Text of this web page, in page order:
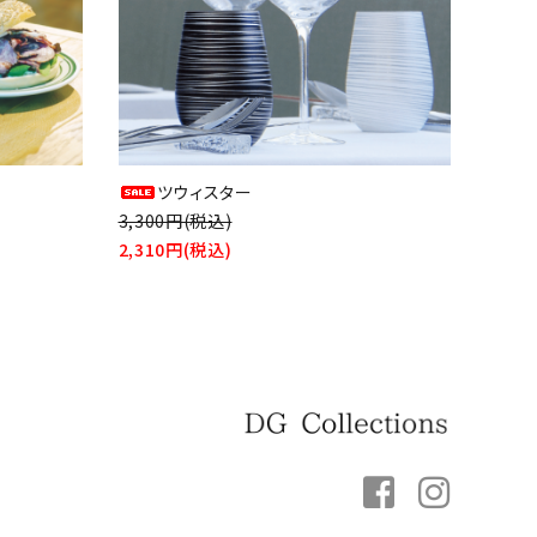
ツウィスター
3,300円(税込)
2,310円(税込)